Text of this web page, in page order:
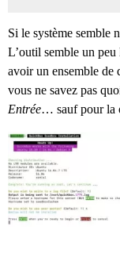
Si le système semble
L’outil semble un
avoir un ensemble de
vous ne savez pas
Entrée… sauf pour la